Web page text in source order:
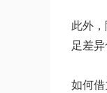
此外
足差异
如何